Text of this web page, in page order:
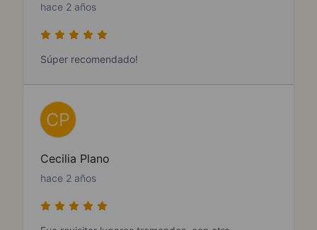
hace 2 años
Súper recomendado!
CP
Cecilia Plano
hace 2 años